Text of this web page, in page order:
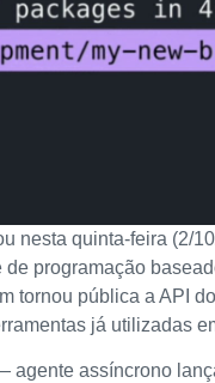
nesta quinta-feira (2/
programação
tornou pública a API
já utilizadas
agente assíncrono